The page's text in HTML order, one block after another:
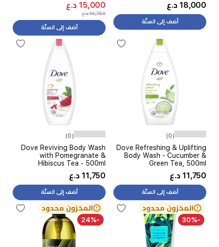
18,000 د.ع
أضف إلى السلّة
15,000 د.ع
19,750 د.ع
أضف إلى السلّة
(0)
Dove Refreshing & Uplifting
Body Wash - Cucumber &
Green Tea, 500ml
11,750 د.ع
أضف إلى السلّة
(0)
Dove Reviving Body Wash
with Pomegranate &
Hibiscus Tea - 500ml
11,750 د.ع
أضف إلى السلّة
المخزون محدود
-30%
المخزون محدود
-24%